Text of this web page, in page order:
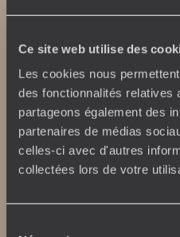
Ce site web utilise des
Les cookies nous
des fonctionnalités relatives
partageons également des
partenaires de médias
celles-ci avec d'autres
collectées lors de votre
Nos engagements
100% carbone absorbé
Tourisme responsable
Qui sommes-nous ?
Où nous trouver ?